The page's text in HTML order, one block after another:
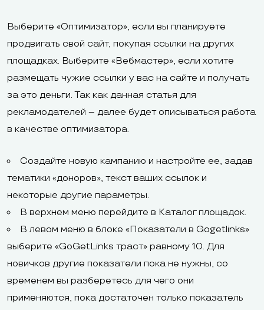
Выберите «Оптимизатор», если вы планируете
продвигать свой сайт, покупая ссылки на других
площадках. Выберите «Вебмастер», если хотите
размещать чужие ссылки у вас на сайте и получать
за это деньги. Так как данная статья для
рекламодателей – далее будет описываться работа
в качестве оптимизатора.
Создайте новую кампанию и настройте ее, задав
тематики «доноров», текст ваших ссылок и
некоторые другие параметры.
В верхнем меню перейдите в Каталог площадок.
В левом меню в блоке «Показатели в Gogetlinks»
выберите «GoGetLinks траст» равному 10. Для
новичков другие показатели пока не нужны, со
временем вы разберетесь для чего они
применяются, пока достаточен только показатель